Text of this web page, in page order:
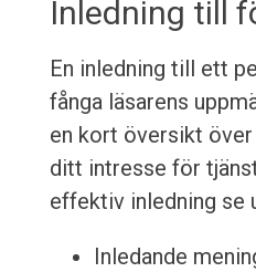
Inledning till
En inledning till ett
fånga läsarens
en kort översikt
ditt intresse för
effektiv inledning se
Inledande